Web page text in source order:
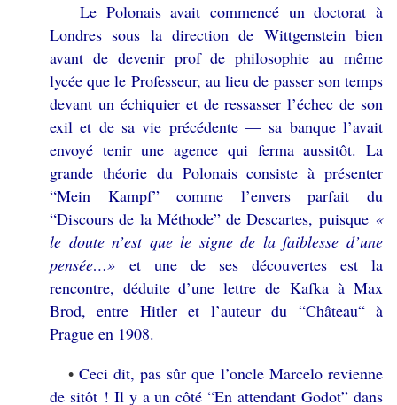
Le Polonais avait commencé un doctorat à
Londres sous la direction de Wittgenstein bien
avant de devenir prof de philosophie au même
lycée que le Professeur, au lieu de passer son temps
devant un échiquier et de ressasser l’échec de son
exil et de sa vie précédente — sa banque l’avait
envoyé tenir une agence qui ferma aussitôt. La
grande théorie du Polonais consiste à présenter
“Mein Kampf” comme l’envers parfait du
“Discours de la Méthode” de Descartes, puisque «
le doute n’est que le signe de la faiblesse d’une
pensée…» et une de ses découvertes est la
rencontre, déduite d’une lettre de Kafka à Max
Brod, entre Hitler et l’auteur du “Château“ à
Prague en 1908.
• Ceci dit, pas sûr que l’oncle Marcelo revienne
de sitôt ! Il y a un côté “En attendant Godot” dans